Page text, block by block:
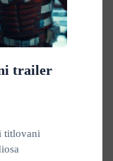
trailer
titlovani